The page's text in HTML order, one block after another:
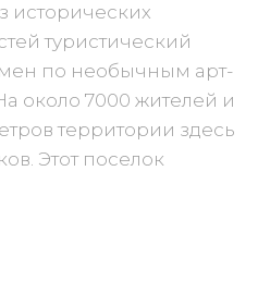
исторических
туристический
по необычным арт-
около 7000 жителей и
территории здесь
Этот поселок